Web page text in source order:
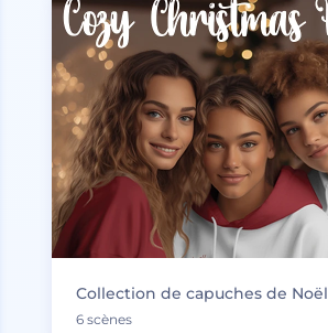
Collection de capuches de Noël
6 scènes